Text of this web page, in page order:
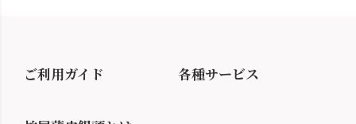
ご利用ガイド 各種サービス